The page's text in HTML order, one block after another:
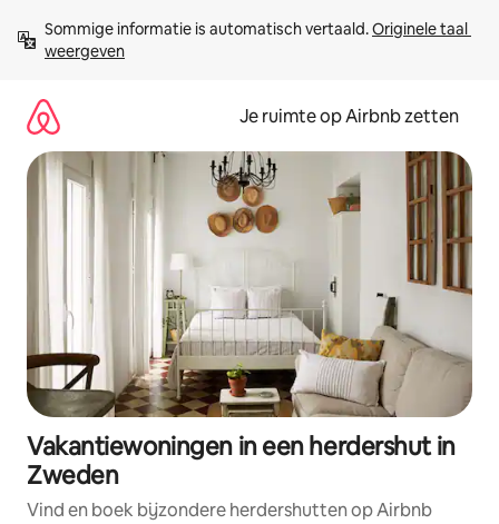
direct
naar
Sommige informatie is automatisch vertaald. Originele taal
weergeven
Je ruimte op Airbnb zetten
Vakantiewoningen in een herdershut in
Zweden
Vind en boek bijzondere herdershutten op Airbnb